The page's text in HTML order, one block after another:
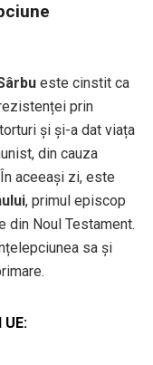
este cinstit ca
prin
și și-a dat viața
din cauza
aceeași zi, este
, primul episcop
din Noul Testament.
sa și